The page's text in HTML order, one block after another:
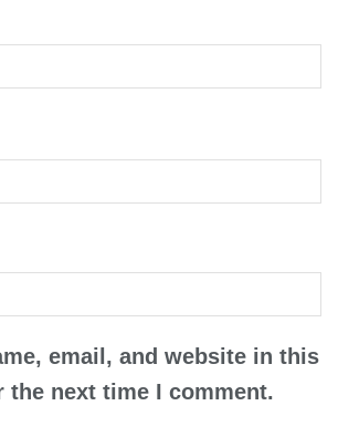
email, and website in this
the next time I comment.